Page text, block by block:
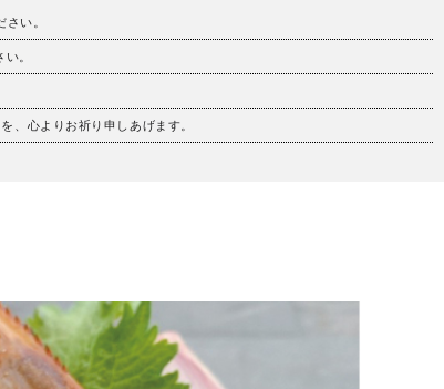
い。
。
、心よりお祈り申しあげます。